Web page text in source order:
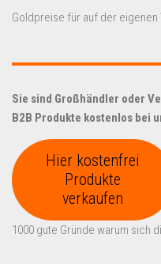
Goldpreise für auf der
Sie sind Großhändler oder
B2B Produkte kostenlos bei
Hier kostenfrei
Produkte
verkaufen
1000 gute Gründe warum sich